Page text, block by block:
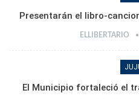
Presentarán el libro-
ELLIBERTARIO
El Municipio fortaleció el